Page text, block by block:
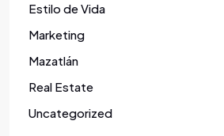
Estilo de Vida
Marketing
Mazatlán
Real Estate
Uncategorized